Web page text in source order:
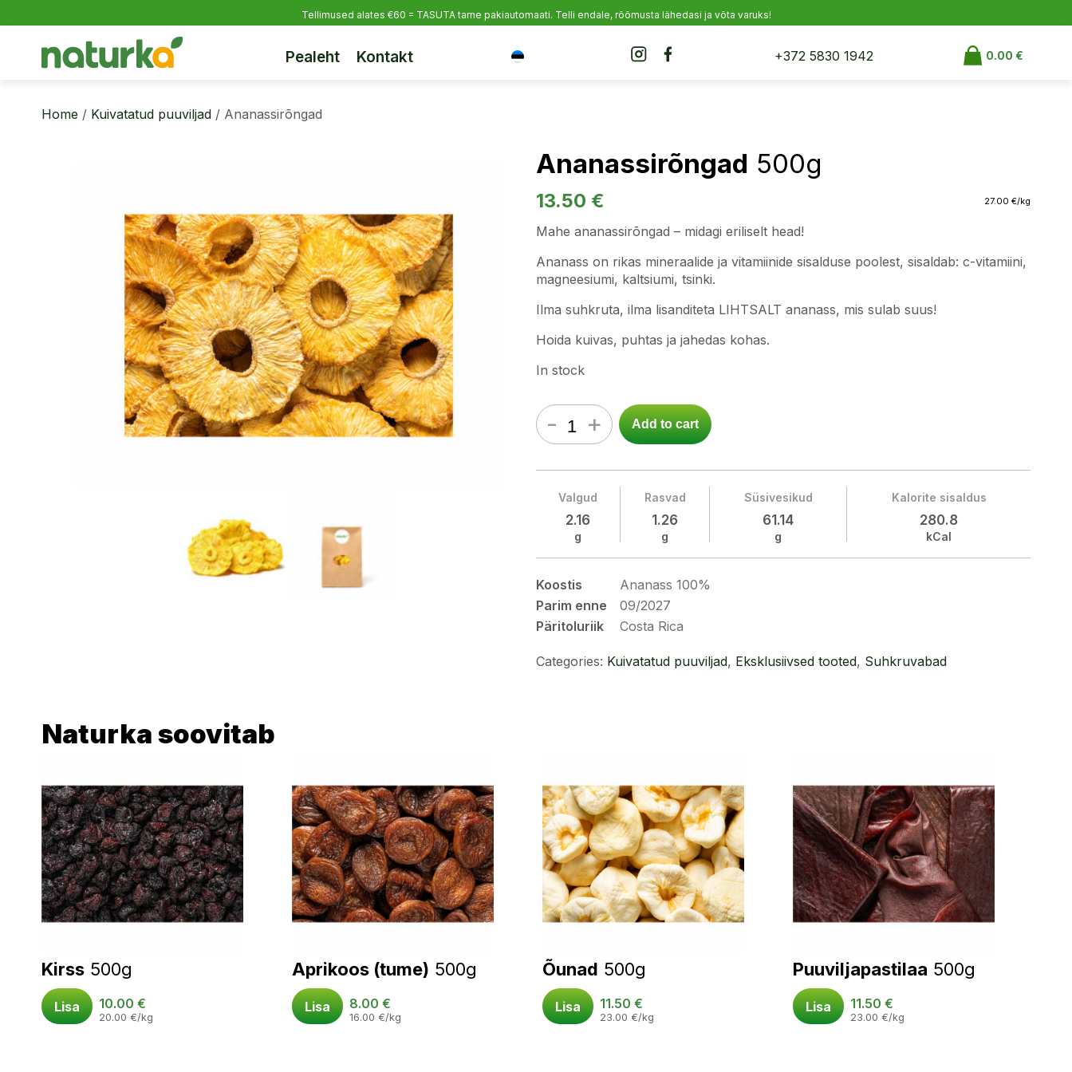
Tellimused alates €60 = TASUTA tarne pakiautomaati. Telli endale, rõõmusta lähedasi ja võta varuks!
Pealeht Kontakt +372 5830 1942 0.00€
Home / Kuivatatud puuviljad / Ananassirõngad
Ananassirõngad 500g
13.50 € 27.00 €/kg
Mahe ananassirõngad – midagi eriliselt head!
Ananass on rikas mineraalide ja vitamiinide sisalduse poolest, sisaldab: c-vitamiini,
magneesiumi, kaltsiumi, tsinki.
Ilma suhkruta, ilma lisanditeta LIHTSALT ananass, mis sulab suus!
Hoida kuivas, puhtas ja jahedas kohas.
In stock
- + Add to cart
Valgud
2.16
g
Rasvad
1.26
g
Süsivesikud
61.14
g
Kalorite sisaldus
280.8
kCal
Koostis
Ananass 100%
Parim enne
09/2027
Päritoluriik
Costa Rica
Categories: Kuivatatud puuviljad, Eksklusiivsed tooted, Suhkruvabad
Naturka soovitab
Kirss 500g
Lisa 10.00 €
20.00 €/kg
Aprikoos (tume) 500g
Lisa 8.00 €
16.00 €/kg
Õunad 500g
Lisa 11.50 €
23.00 €/kg
Puuviljapastilaa 500g
Lisa 11.50 €
23.00 €/kg